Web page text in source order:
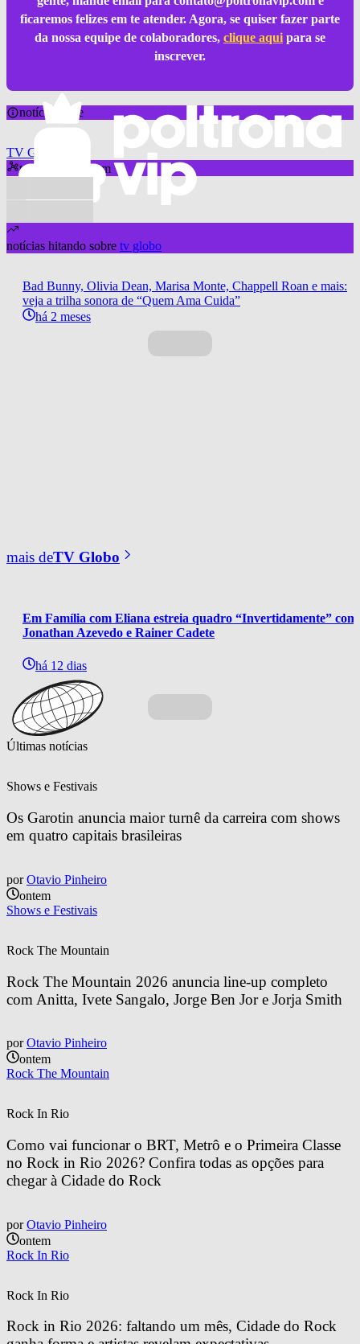
ficaremos felizes em te atender. Agora, se quiser fazer parte
da nossa equipe de colaboradores, clique aqui para se
inscrever.
notícia sobre
TV Globo
também aparecem
notícias hitando sobre tv globo
Bad Bunny, Olivia Dean, Marisa Monte, Chappell Roan e mais:
veja a trilha sonora de “Quem Ama Cuida”
há 2 meses
mais deTV Globo
Em Família com Eliana estreia quadro “Invertidamente” com
Jonathan Azevedo e Rainer Cadete
há 12 dias
Últimas notícias
Shows e Festivais
Os Garotin anuncia maior turnê da carreira com shows
em quatro capitais brasileiras
por Otavio Pinheiro
ontem
Shows e Festivais
Rock The Mountain
Rock The Mountain 2026 anuncia line-up completo
com Anitta, Ivete Sangalo, Jorge Ben Jor e Jorja Smith
por Otavio Pinheiro
ontem
Rock The Mountain
Rock In Rio
Como vai funcionar o BRT, Metrô e o Primeira Classe
no Rock in Rio 2026? Confira todas as opções para
chegar à Cidade do Rock
por Otavio Pinheiro
ontem
Rock In Rio
Rock In Rio
Rock in Rio 2026: faltando um mês, Cidade do Rock